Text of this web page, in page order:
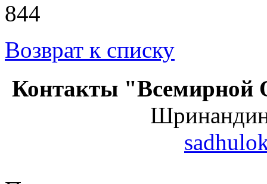
844
Возврат к списку
Контакты